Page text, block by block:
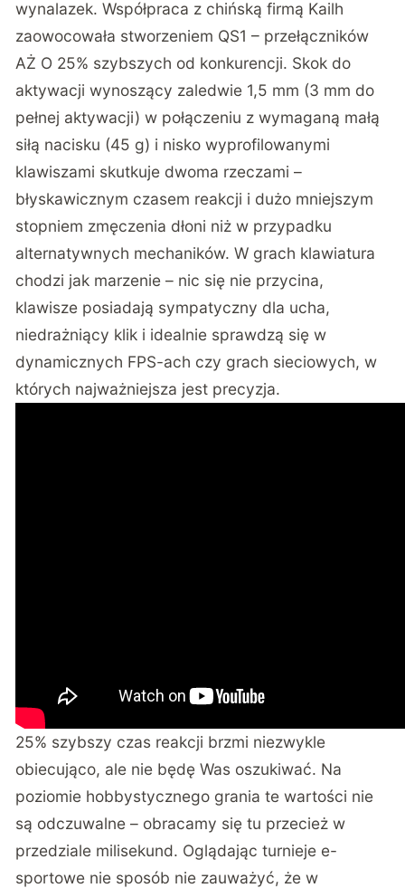
wynalazek. Współpraca z chińską firmą Kailh
zaowocowała stworzeniem QS1 – przełączników
AŻ O 25% szybszych od konkurencji. Skok do
aktywacji wynoszący zaledwie 1,5 mm (3 mm do
pełnej aktywacji) w połączeniu z wymaganą małą
siłą nacisku (45 g) i nisko wyprofilowanymi
klawiszami skutkuje dwoma rzeczami –
błyskawicznym czasem reakcji i dużo mniejszym
stopniem zmęczenia dłoni niż w przypadku
alternatywnych mechaników. W grach klawiatura
chodzi jak marzenie – nic się nie przycina,
klawisze posiadają sympatyczny dla ucha,
niedrażniący klik i idealnie sprawdzą się w
dynamicznych FPS-ach czy grach sieciowych, w
których najważniejsza jest precyzja.
25% szybszy czas reakcji brzmi niezwykle
obiecująco, ale nie będę Was oszukiwać. Na
poziomie hobbystycznego grania te wartości nie
są odczuwalne – obracamy się tu przecież w
przedziale milisekund. Oglądając turnieje e-
sportowe nie sposób nie zauważyć, że w